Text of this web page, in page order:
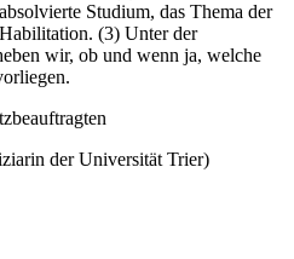
Studium, das Thema der
(3) Unter der
wir, ob und wenn ja, welche
der Universität Trier)